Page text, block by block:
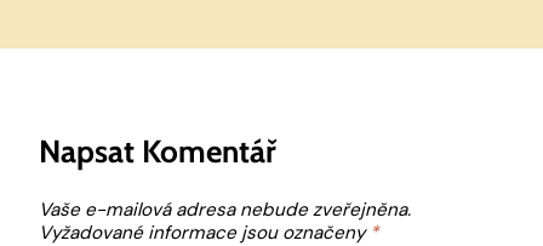
Napsat Komentář
Vaše e-mailová adresa nebude zveřejněna.
Vyžadované informace jsou označeny *